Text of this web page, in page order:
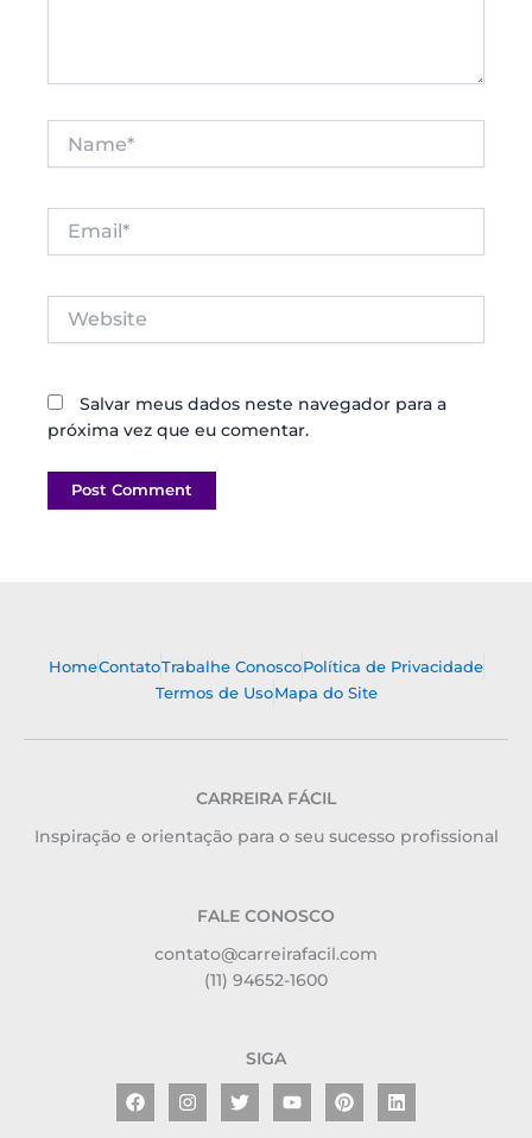
Website
Salvar meus dados neste navegador para a
próxima vez que eu comentar.
HomeContatoTrabalhe ConoscoPolítica de Privacidade
Termos de UsoMapa do Site
CARREIRA FÁCIL
Inspiração e orientação para o seu sucesso profissional
FALE CONOSCO
contato@carreirafacil.com
(11) 94652-1600
SIGA
FacebookInstagram
TwitterYoutubePinterestLinkedin